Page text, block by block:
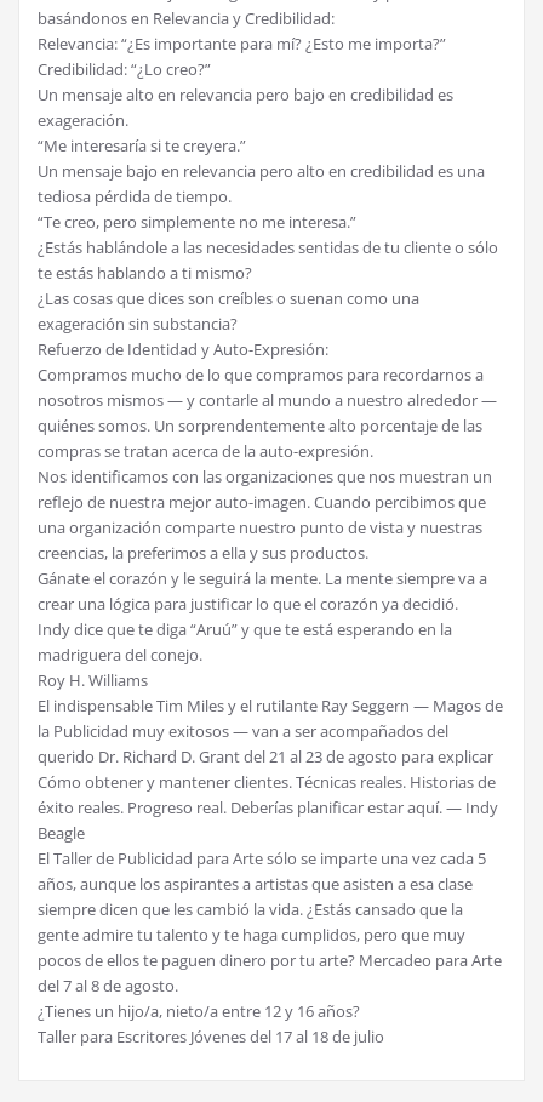
basándonos en Relevancia y Credibilidad:
Relevancia: “¿Es importante para mí? ¿Esto me importa?”
Credibilidad: “¿Lo creo?”
Un mensaje alto en relevancia pero bajo en credibilidad es
exageración.
“Me interesaría si te creyera.”
Un mensaje bajo en relevancia pero alto en credibilidad es una
tediosa pérdida de tiempo.
“Te creo, pero simplemente no me interesa.”
¿Estás hablándole a las necesidades sentidas de tu cliente o sólo
te estás hablando a ti mismo?
¿Las cosas que dices son creíbles o suenan como una
exageración sin substancia?
Refuerzo de Identidad y Auto-Expresión:
Compramos mucho de lo que compramos para recordarnos a
nosotros mismos — y contarle al mundo a nuestro alrededor —
quiénes somos. Un sorprendentemente alto porcentaje de las
compras se tratan acerca de la auto-expresión.
Nos identificamos con las organizaciones que nos muestran un
reflejo de nuestra mejor auto-imagen. Cuando percibimos que
una organización comparte nuestro punto de vista y nuestras
creencias, la preferimos a ella y sus productos.
Gánate el corazón y le seguirá la mente. La mente siempre va a
crear una lógica para justificar lo que el corazón ya decidió.
Indy dice que te diga “Aruú” y que te está esperando en la
madriguera del conejo.
Roy H. Williams
El indispensable Tim Miles y el rutilante Ray Seggern — Magos de
la Publicidad muy exitosos — van a ser acompañados del
querido Dr. Richard D. Grant del 21 al 23 de agosto para explicar
Cómo obtener y mantener clientes. Técnicas reales. Historias de
éxito reales. Progreso real. Deberías planificar estar aquí. — Indy
Beagle
El Taller de Publicidad para Arte sólo se imparte una vez cada 5
años, aunque los aspirantes a artistas que asisten a esa clase
siempre dicen que les cambió la vida. ¿Estás cansado que la
gente admire tu talento y te haga cumplidos, pero que muy
pocos de ellos te paguen dinero por tu arte? Mercadeo para Arte
del 7 al 8 de agosto.
¿Tienes un hijo/a, nieto/a entre 12 y 16 años?
Taller para Escritores Jóvenes del 17 al 18 de julio